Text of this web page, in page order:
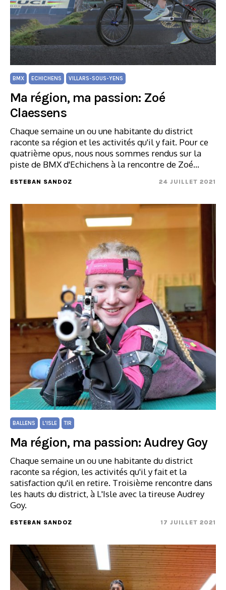
BMX ECHICHENS VILLARS-SOUS-YENS
Ma région, ma passion: Zoé
Claessens
Chaque semaine un ou une habitante du district
raconte sa région et les activités qu'il y fait. Pour ce
quatrième opus, nous nous sommes rendus sur la
piste de BMX d'Echichens à la rencontre de Zoé…
ESTEBAN SANDOZ 24 JUILLET 2021
BALLENS L'ISLE TIR
Ma région, ma passion: Audrey Goy
Chaque semaine un ou une habitante du district
raconte sa région, les activités qu'il y fait et la
satisfaction qu'il en retire. Troisième rencontre dans
les hauts du district, à L'Isle avec la tireuse Audrey
Goy.
ESTEBAN SANDOZ 17 JUILLET 2021